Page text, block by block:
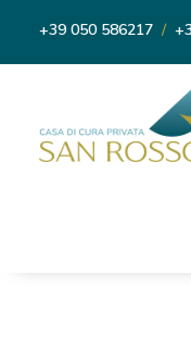
+39 050 586217 /